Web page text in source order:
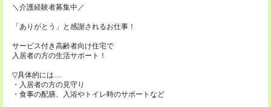
＼介護経験者募集中／
「ありがとう」と感謝されるお仕事！
サービス付き高齢者向け住宅で
入居者の方の生活サポート！
▽具体的には…
・入居者の方の見守り
・食事の配膳、入浴やトイレ時のサポートなど